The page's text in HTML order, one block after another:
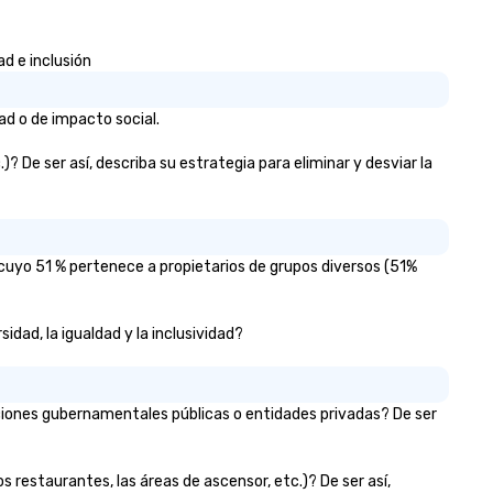
experiential style of magic
World-Series Champions, A-
for a personable, engaging,
message!
e inclusión
o de impacto social.
De ser así, describa su estrategia para eliminar y desviar la
51 % pertenece a propietarios de grupos diversos (51%
la igualdad y la inclusividad?
gubernamentales públicas o entidades privadas? De ser
restaurantes, las áreas de ascensor, etc.)? De ser así,